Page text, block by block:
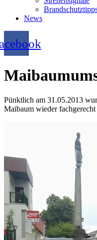
News
Pünktlich am 31.05.2013
Maibaum wieder